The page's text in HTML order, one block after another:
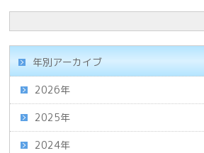
年別アーカイブ
2026年
2025年
2024年